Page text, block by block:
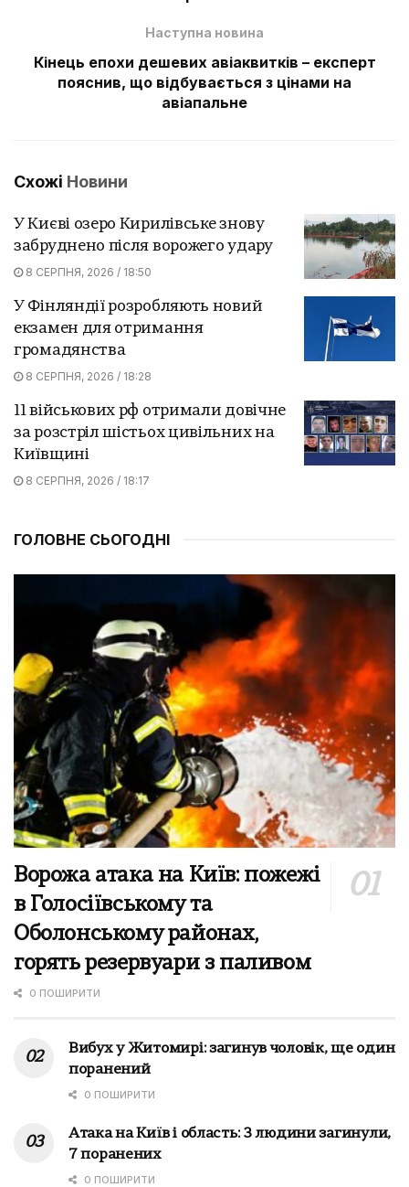
Наступна новина
Кінець епохи дешевих авіаквитків – експерт
пояснив, що відбувається з цінами на
авіапальне
Схожі Новини
У Києві озеро Кирилівське знову
забруднено після ворожего удару
8 СЕРПНЯ, 2026 / 18:50
У Фінляндії розробляють новий
екзамен для отримання
громадянства
8 СЕРПНЯ, 2026 / 18:28
11 військових рф отримали довічне
за розстріл шістьох цивільних на
Київщині
8 СЕРПНЯ, 2026 / 18:17
ГОЛОВНЕ СЬОГОДНІ
Ворожа атака на Київ: пожежі
в Голосіївському та
Оболонському районах,
горять резервуари з паливом
0 ПОШИРИТИ
Вибух у Житомирі: загинув чоловік, ще один
поранений
0 ПОШИРИТИ
Атака на Київ і область: 3 людини загинули,
7 поранених
0 ПОШИРИТИ